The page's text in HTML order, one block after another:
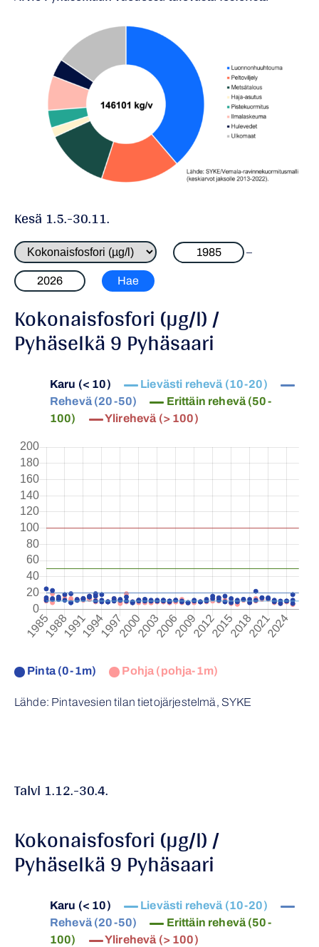
Kesä 1.5.-30.11.
–
Kokonaisfosfori (µg/l) /
Pyhäselkä 9 Pyhäsaari
Karu (< 10)
Lievästi rehevä (10-20)
Rehevä (20-50)
Erittäin rehevä (50-
100)
Ylirehevä (> 100)
Pinta (0-1m) Pohja (pohja-1m)
Lähde: Pintavesien tilan tietojärjestelmä, SYKE
Talvi 1.12.-30.4.
Kokonaisfosfori (µg/l) /
Pyhäselkä 9 Pyhäsaari
Karu (< 10)
Lievästi rehevä (10-20)
Rehevä (20-50)
Erittäin rehevä (50-
100)
Ylirehevä (> 100)